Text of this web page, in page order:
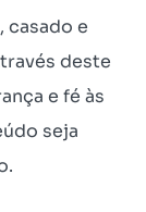
casado e
deste
e fé às
seja